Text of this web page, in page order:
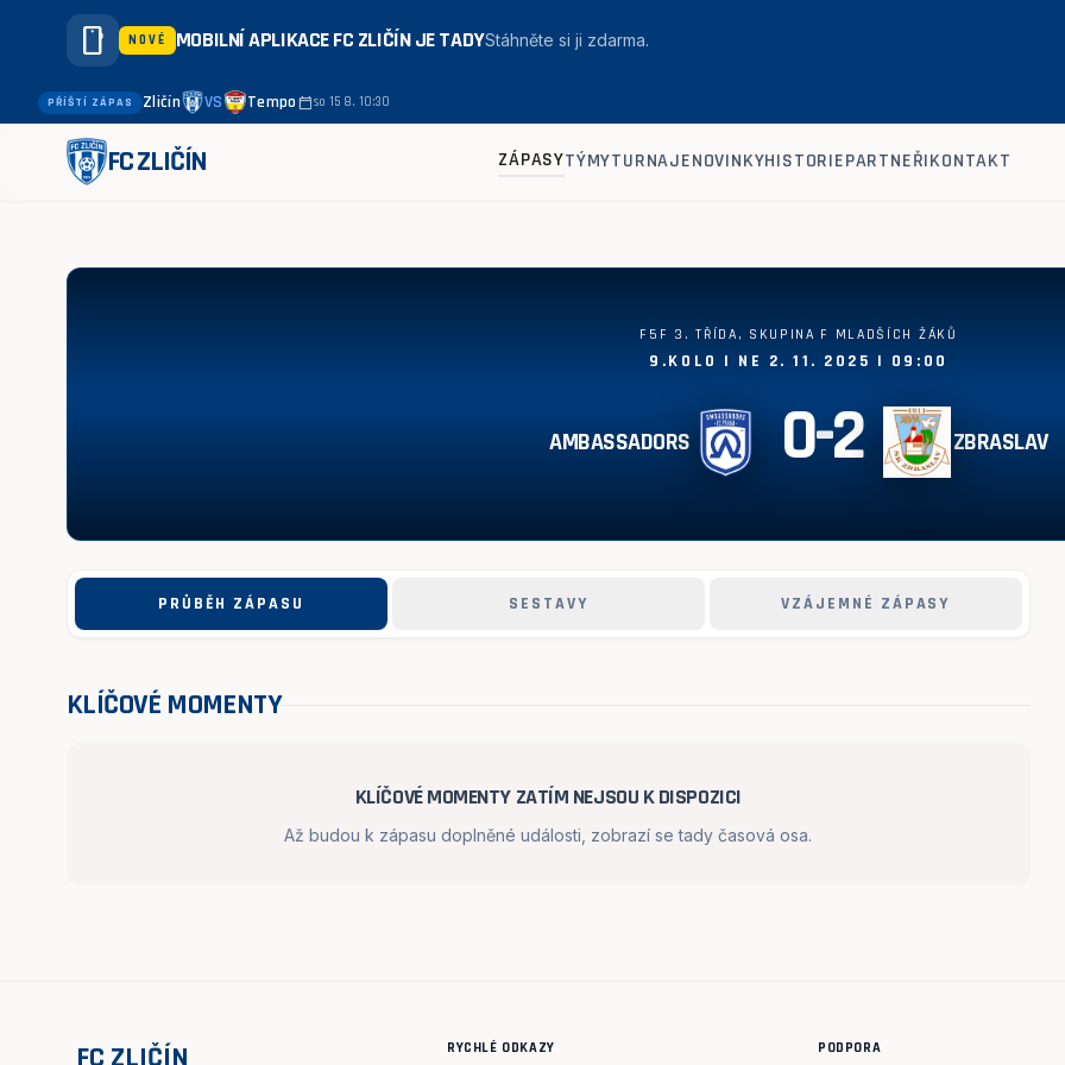
smartphone NOVÉ MOBILNÍ APLIKACE FC ZLIČÍN JE TADYStáhněte si ji zdarma.
PŘÍŠTÍ ZÁPAS Zličín VS Tempocalendar_todayso 15 8. 10:30
FC ZLIČÍN ZÁPASYTÝMYTURNAJENOVINKYHISTORIEPARTNEŘIKONTAKT
Ambassadors - Zbraslav 0:2
F5F 3. TŘÍDA, SKUPINA F MLADŠÍCH ŽÁKŮ
9.KOLO | NE 2. 11. 2025 | 09:00
AMBASSADORS 0-2 ZBRASLAV
PRŮBĚH ZÁPASU SESTAVY VZÁJEMNÉ ZÁPASY
KLÍČOVÉ MOMENTY
KLÍČOVÉ MOMENTY ZATÍM NEJSOU K DISPOZICI
Až budou k zápasu doplněné události, zobrazí se tady časová osa.
FC ZLIČÍN RYCHLÉ ODKAZY PODPORA